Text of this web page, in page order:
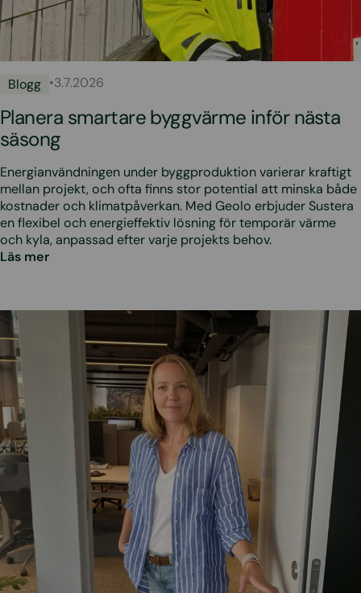
Blogg •3.7.2026
Planera smartare byggvärme inför nästa
säsong
Energianvändningen under byggproduktion varierar kraftigt
mellan projekt, och ofta finns stor potential att minska både
kostnader och klimatpåverkan. Med Geolo erbjuder Sustera
en flexibel och energieffektiv lösning för temporär värme
och kyla, anpassad efter varje projekts behov.
Läs mer